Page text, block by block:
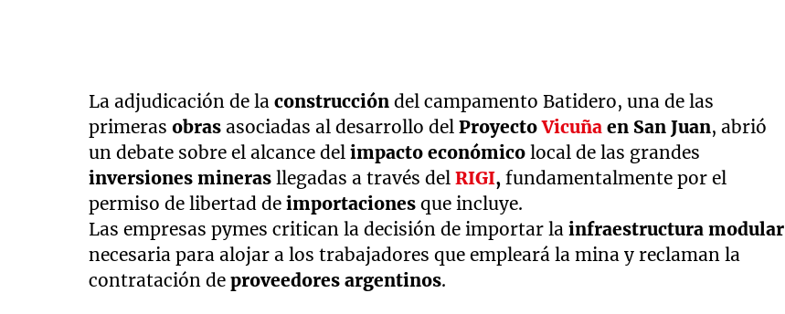
La adjudicación de laconstruccióndel campamento Batidero, una de las
primerasobras asociadas al desarrollo del ProyectoVicuñaen San Juan, abrió
un debate sobre el alcance delimpacto económico local de las grandes
inversiones mineras llegadas a través delRIGI,fundamentalmente por el
permiso de libertad deimportaciones que incluye.
Las empresas pymes critican la decisión de importar la infraestructura modular
necesaria para alojar a los trabajadores que empleará la mina y reclaman la
contratación deproveedores argentinos.